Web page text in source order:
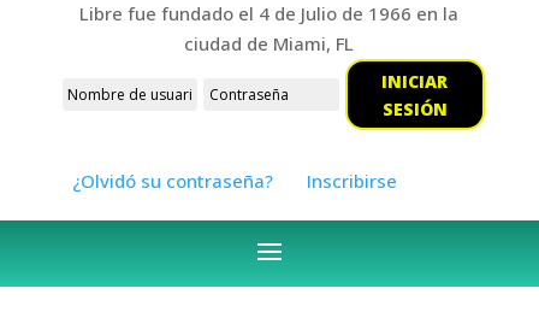
Libre fue fundado el 4 de Julio de 1966 en la
ciudad de Miami, FL
INICIAR
SESIÓN
¿Olvidó su contraseña? Inscribirse